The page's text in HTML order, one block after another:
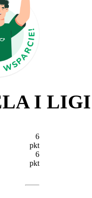
I LIGI
6
pkt
6
pkt